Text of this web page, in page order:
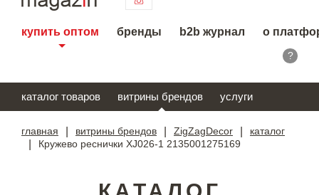
купить оптом бренды b2b журнал о
?
каталог товаров витрины брендов услуги
главная витрины брендов ZigZagDecor каталог
Кружево реснички XJ026-1 2135001275169